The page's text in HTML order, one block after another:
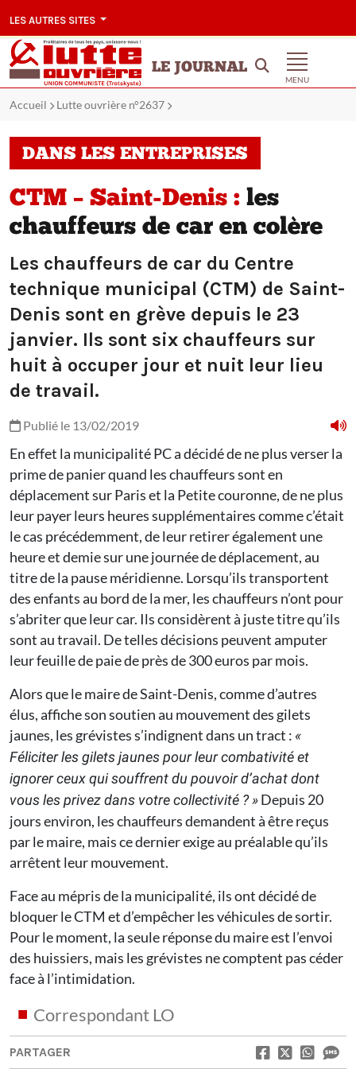
LES AUTRES SITES
LE JOURNAL
MENU
Accueil Lutte ouvrière n°2637
DANS LES ENTREPRISES
CTM – Saint-Denis : les
chauffeurs de car en colère
Les chauffeurs de car du Centre
technique municipal (CTM) de Saint-
Denis sont en grève depuis le 23
janvier. Ils sont six chauffeurs sur
huit à occuper jour et nuit leur lieu
de travail.
Publié le 13/02/2019
En effet la municipalité PC a décidé de ne plus verser la
prime de panier quand les chauffeurs sont en
déplacement sur Paris et la Petite couronne, de ne plus
leur payer leurs heures supplémentaires comme c’était
le cas précédemment, de leur retirer également une
heure et demie sur une journée de déplacement, au
titre de la pause méridienne. Lorsqu’ils transportent
des enfants au bord de la mer, les chauffeurs n’ont pour
s’abriter que leur car. Ils considèrent à juste titre qu’ils
sont au travail. De telles décisions peuvent amputer
leur feuille de paie de près de 300 euros par mois.
Alors que le maire de Saint-Denis, comme d’autres
élus, affiche son soutien au mouvement des gilets
jaunes, les grévistes s’indignent dans un tract : «
Féliciter les gilets jaunes pour leur combativité et
ignorer ceux qui souffrent du pouvoir d’achat dont
vous les privez dans votre collectivité ? »Depuis 20
jours environ, les chauffeurs demandent à être reçus
par le maire, mais ce dernier exige au préalable qu’ils
arrêtent leur mouvement.
Face au mépris de la municipalité, ils ont décidé de
bloquer le CTM et d’empêcher les véhicules de sortir.
Pour le moment, la seule réponse du maire est l’envoi
des huissiers, mais les grévistes ne comptent pas céder
face à l’intimidation.
Correspondant LO
PARTAGER